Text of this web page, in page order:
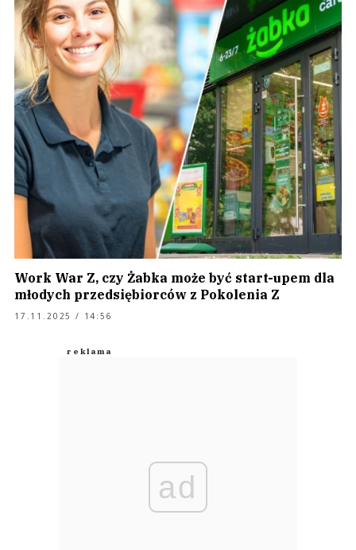
Work War Z, czy Żabka może być start-upem dla
młodych przedsiębiorców z Pokolenia Z
17.11.2025 / 14:56
ad